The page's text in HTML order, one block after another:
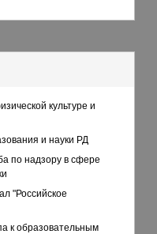
культуре и
и науки РД
по надзору в сфере
"Российское
к образовательным